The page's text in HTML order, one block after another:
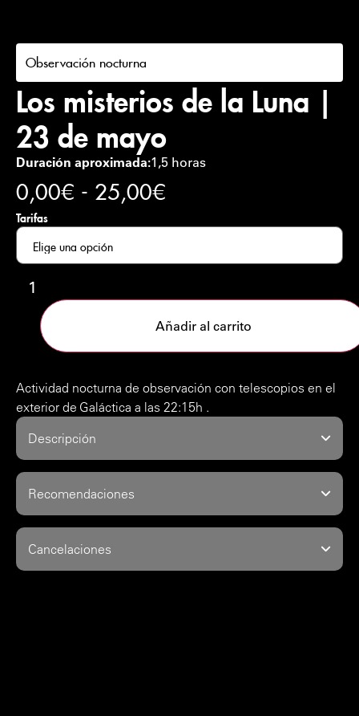
Observación nocturna
Los misterios de la Luna |
23 de mayo
Duración aproximada:1,5 horas
0,00€ 25,00€
Tarifas
Añadir al carrito
Actividad nocturna de observación con telescopios en el
exterior de Galáctica a las 22:15h .
Descripción
Recomendaciones
Cancelaciones